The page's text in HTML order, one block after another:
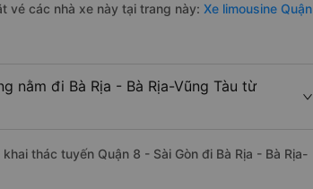
vé các nhà xe này tại trang này: Xe limousine Quận
nằm đi Bà Rịa - Bà Rịa-Vũng Tàu từ
thác tuyến Quận 8 - Sài Gòn đi Bà Rịa - Bà Rịa-